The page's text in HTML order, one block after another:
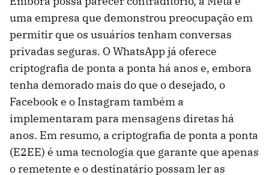
uma empresa que demonstrou preocupação em
permitir que os usuários tenham conversas
privadas seguras. O WhatsApp já oferece
criptografia de ponta a ponta há anos e, embora
tenha demorado mais do que o desejado, o
Facebook e o Instagram também a
implementaram para mensagens diretas há
anos. Em resumo, a criptografia de ponta a ponta
(E2EE) é uma tecnologia que garante que apenas
o remetente e o destinatário possam ler as